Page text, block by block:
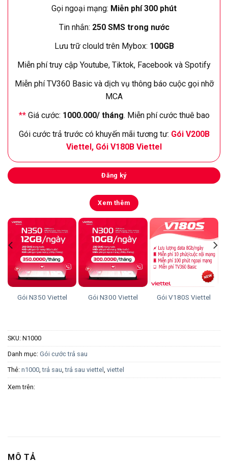
Gọi ngoại mạng: Miễn phí 300 phút
Tin nhắn: 250 SMS trong nước
Lưu trữ clould trên Mybox: 100GB
Miễn phí truy cập Youtube, Tiktok, Facebook và Spotify
Miễn phí TV360 Basic và dịch vụ thông báo cuộc gọi nhỡ
MCA
**Giá cước: 1000.000/ tháng. Miễn phí cước thuê bao
Gói cước trả trước có khuyến mãi tương tư: Gói V200B
Viettel, Gói V180B Viettel
Đăng ký
Xem thêm
Gói V180S Viettel
Gói N350 Viettel Gói N300 Viettel
SKU: N1000
Danh mục: Gói cước trả sau
Thẻ: n1000 ,trả sau ,trả sau viettel viettel
Xem trên:
MÔ TẢ